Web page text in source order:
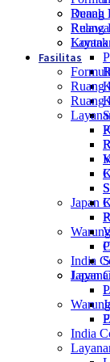
Ruang
Ruang
Japan
India
Denah
Fasilitas
Ruang
Ruang
Japan
India